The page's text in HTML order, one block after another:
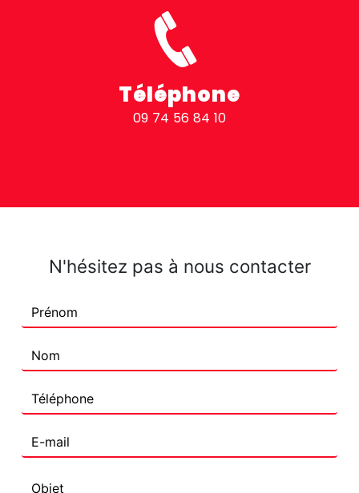
Téléphone
09 74 56 84 10
N'hésitez pas à nous contacter